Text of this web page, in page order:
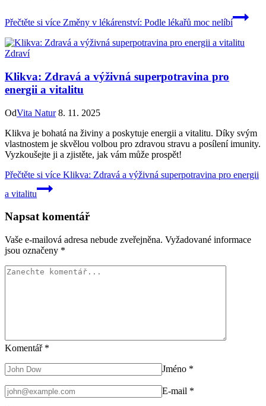
Přečtěte si více Změny v lékárenství: Podle lékařů moc nelíbí
Zdraví
Klikva: Zdravá a výživná superpotravina pro
energii a vitalitu
OdVita Natur 8. 11. 2025
Klikva je bohatá na živiny a poskytuje energii a vitalitu. Díky svým
vlastnostem je skvělou volbou pro zdravou stravu a posílení imunity.
Vyzkoušejte ji a zjistěte, jak vám může prospět!
Přečtěte si více Klikva: Zdravá a výživná superpotravina pro energii
a vitalitu
Napsat komentář
Vaše e-mailová adresa nebude zveřejněna. Vyžadované informace
jsou označeny *
Komentář *
Jméno *
E-mail *